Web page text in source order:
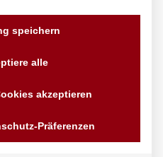
speichern
alle
akzeptieren
Präferenzen